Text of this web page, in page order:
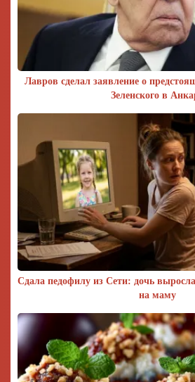
Лавров сделал заявление о
Зеленского в
Сдала педофилу из Сети: дочь
на маму